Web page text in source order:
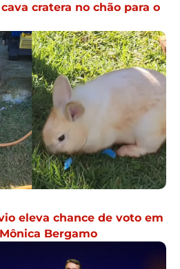
cratera no chão para o
eleva chance de voto em
Bergamo